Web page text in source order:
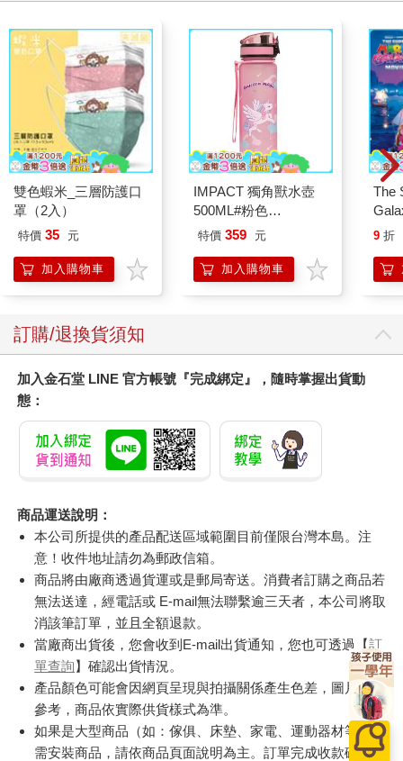
雙色蝦米_三層防護口
罩（2入）
特價 35 元
加入購物車
IMPACT 獨角獸水壺
500ML#粉色
IM00B11PK
特價 359 元
加入購物車
The
9 折
訂購/退換貨須知
加入金石堂 LINE 官方帳號『完成綁定』，隨時掌握出貨動
態：
商品運送說明：
本公司所提供的產品配送區域範圍目前僅限台灣本島。注
意！收件地址請勿為郵政信箱。
商品將由廠商透過貨運或是郵局寄送。消費者訂購之商品若
無法送達，經電話或 E-mail無法聯繫逾三天者，本公司將取
消該筆訂單，並且全額退款。
當廠商出貨後，您會收到E-mail出貨通知，您也可透過【訂
單查詢】確認出貨情況。
產品顏色可能會因網頁呈現與拍攝關係產生色差，圖片僅供
參考，商品依實際供貨樣式為準。
如果是大型商品（如：傢俱、床墊、家電、運動器材等）及
需安裝商品，請依商品頁面說明為主。訂單完成收款確認